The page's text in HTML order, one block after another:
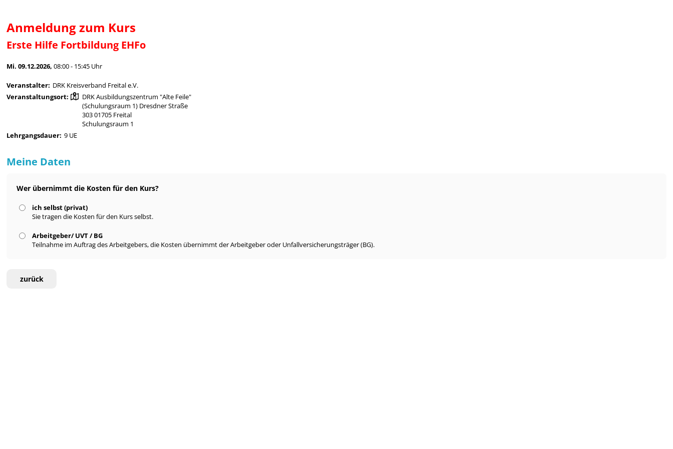
Anmeldung zum Kurs
Erste Hilfe Fortbildung EHFo
Mi. 09.12.2026,08:00 - 15:45 Uhr
Veranstalter: DRK Kreisverband Freital e.V.
Veranstaltungsort:
DRK Ausbildungszentrum "Alte Feile"
(Schulungsraum 1) Dresdner Straße
303 01705 Freital
Schulungsraum 1
Lehrgangsdauer: 9 UE
Meine Daten
Wer übernimmt die Kosten für den Kurs?
ich selbst (privat)
Sie tragen die Kosten für den Kurs selbst.
Arbeitgeber/ UVT / BG
Teilnahme im Auftrag des Arbeitgebers, die Kosten übernimmt der Arbeitgeber oder Unfallversicherungsträger (BG).
zurück